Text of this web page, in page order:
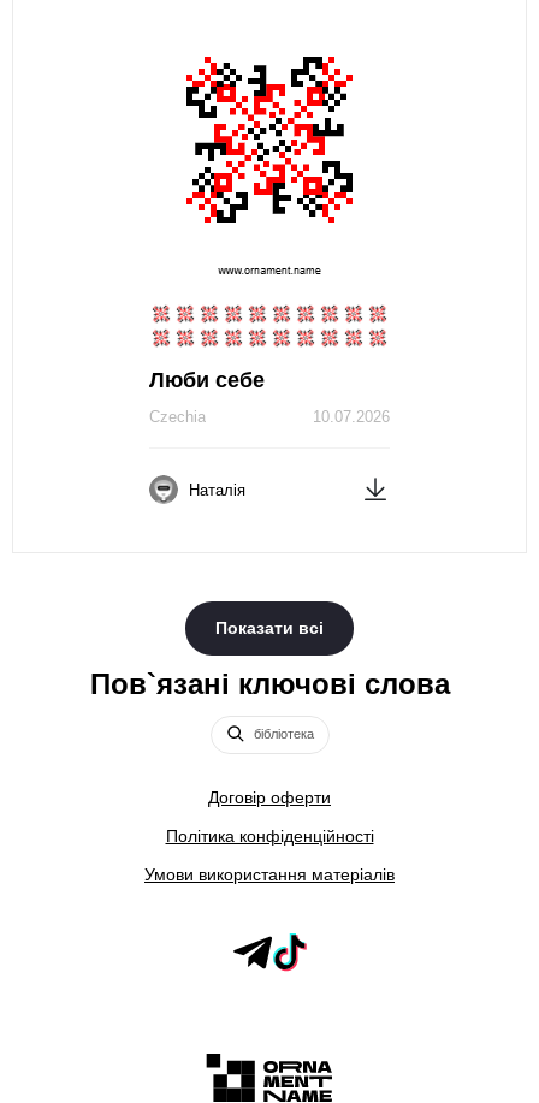
Люби себе
10.07.2026
Czechia
Наталія
Показати всі
Пов`язані ключові слова
бібліотека
Договір оферти
Політика конфіденційності
Умови використання матеріалів